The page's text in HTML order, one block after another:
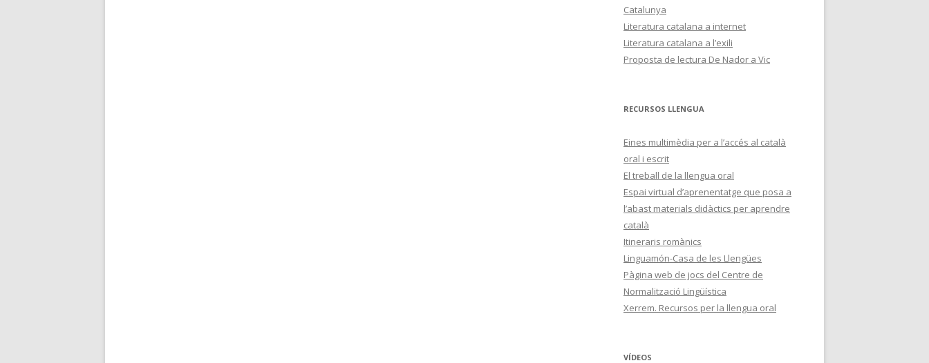
Catalunya
Literatura catalana a internet
Literatura catalana a l’exili
Proposta de lectura De Nador a Vic
RECURSOS LLENGUA
Eines multimèdia per a l’accés al català
oral i escrit
El treball de la llengua oral
Espai virtual d’aprenentatge que posa a
l’abast materials didàctics per aprendre
català
Itineraris romànics
Linguamón-Casa de les Llengües
Pàgina web de jocs del Centre de
Normalització Lingüística
Xerrem. Recursos per la llengua oral
VÍDEOS